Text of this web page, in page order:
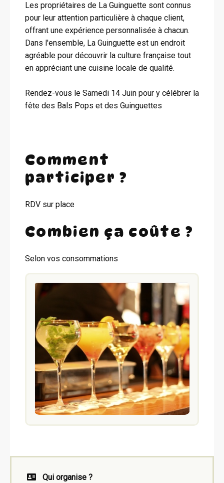
Les propriétaires de La Guinguette sont connus
pour leur attention particulière à chaque client,
offrant une expérience personnalisée à chacun.
Dans l'ensemble, La Guinguette est un endroit
agréable pour découvrir la culture française tout
en appréciant une cuisine locale de qualité.
Rendez-vous le Samedi 14 Juin pour y célébrer la
fête des Bals Pops et des Guinguettes
Comment
participer ?
RDV sur place
Combien ça coûte ?
Selon vos consommations
Qui organise ?